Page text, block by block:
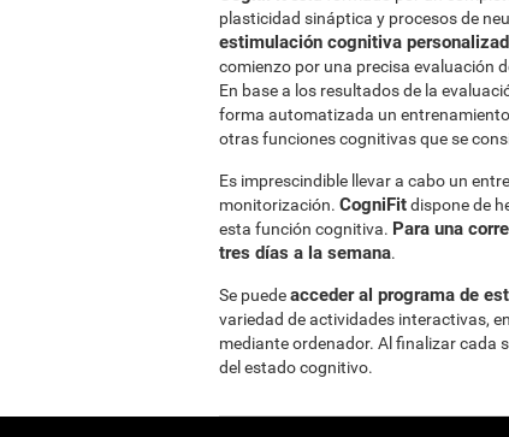
plasticidad sináptica y procesos de
estimulación cognitiva
comienzo por una precisa evaluación
En base a los resultados de la
forma automatizada un
otras funciones cognitivas que se
Es imprescindible llevar a cabo un
monitorización. CogniFitdispone de
esta función cognitiva. Para una
tres días a la semana.
Se puedeacceder al programa de
variedad de actividades interactivas,
mediante ordenador. Al finalizar cada
del estado cognitivo.